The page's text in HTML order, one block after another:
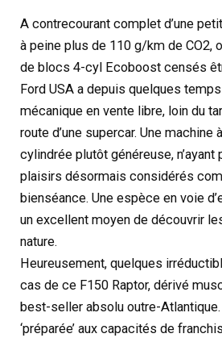
A contrecourant complet d’une
à peine plus de 110 g/km de CO2,
de blocs 4-cyl Ecoboost censés
Ford USA a depuis quelques
mécanique en vente libre, loin du
route d’une supercar. Une machine
cylindrée plutôt généreuse, n’ayant
plaisirs désormais considérés
bienséance. Une espèce en voie
un excellent moyen de découvrir
nature.
Heureusement, quelques
cas de ce F150 Raptor, dérivé
best-seller absolu outre-
‘préparée’ aux capacités de